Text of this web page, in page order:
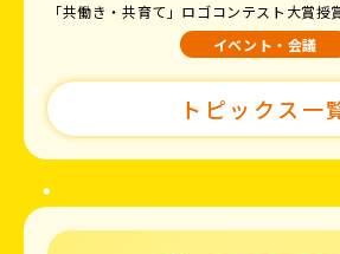
「共働き・共育て」ロゴコンテスト大賞授
イベント・会議
トピックス一